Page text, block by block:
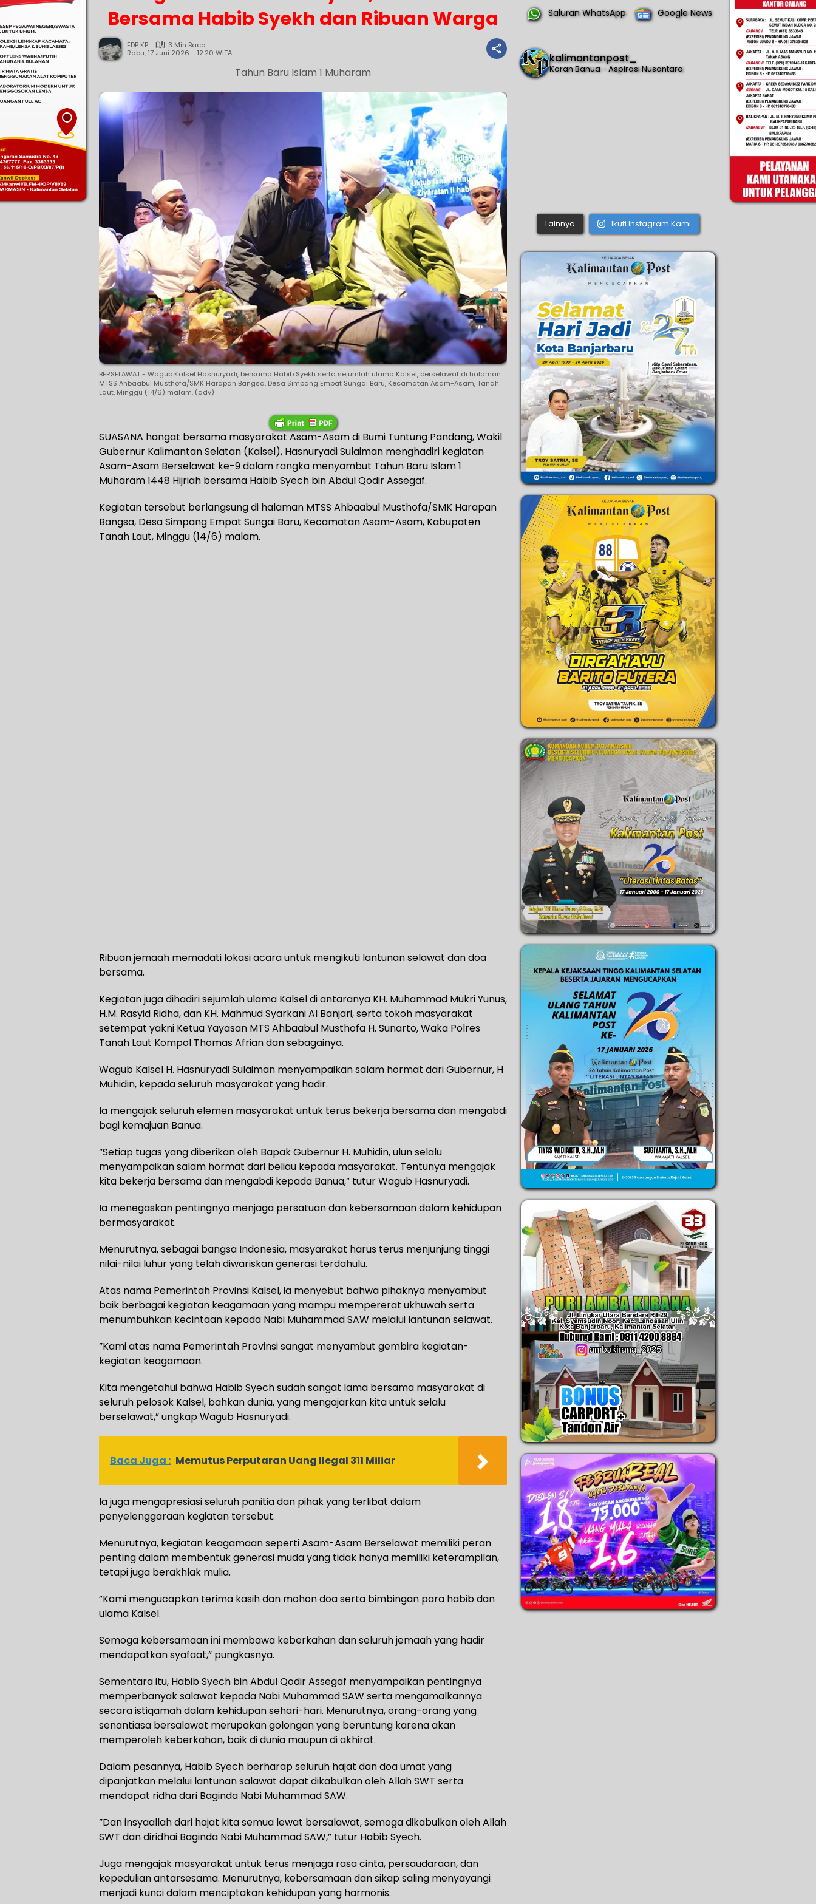
Bersama Habib Syekh dan Ribuan Warga
EDP KP
3 Min Baca
Rabu, 17 Juni 2026 - 12:20 WITA
Tahun Baru Islam 1 Muharam
BERSELAWAT - Wagub Kalsel Hasnuryadi, bersama Habib Syekh serta sejumlah ulama Kalsel, berselawat di halaman
MTSS Ahbaabul Musthofa/SMK Harapan Bangsa, Desa Simpang Empat Sungai Baru, Kecamatan Asam-Asam, Tanah
Laut, Minggu (14/6) malam. (adv)
SUASANA hangat bersama masyarakat Asam-Asam di Bumi Tuntung Pandang, Wakil
Gubernur Kalimantan Selatan (Kalsel), Hasnuryadi Sulaiman menghadiri kegiatan
Asam-Asam Berselawat ke-9 dalam rangka menyambut Tahun Baru Islam 1
Muharam 1448 Hijriah bersama Habib Syech bin Abdul Qodir Assegaf.
Kegiatan tersebut berlangsung di halaman MTSS Ahbaabul Musthofa/SMK Harapan
Bangsa, Desa Simpang Empat Sungai Baru, Kecamatan Asam-Asam, Kabupaten
Tanah Laut, Minggu (14/6) malam.
Ribuan jemaah memadati lokasi acara untuk mengikuti lantunan selawat dan doa
bersama.
Kegiatan juga dihadiri sejumlah ulama Kalsel di antaranya KH. Muhammad Mukri Yunus,
H.M. Rasyid Ridha, dan KH. Mahmud Syarkani Al Banjari, serta tokoh masyarakat
setempat yakni Ketua Yayasan MTS Ahbaabul Musthofa H. Sunarto, Waka Polres
Tanah Laut Kompol Thomas Afrian dan sebagainya.
Wagub Kalsel H. Hasnuryadi Sulaiman menyampaikan salam hormat dari Gubernur, H
Muhidin, kepada seluruh masyarakat yang hadir.
Ia mengajak seluruh elemen masyarakat untuk terus bekerja bersama dan mengabdi
bagi kemajuan Banua.
”Setiap tugas yang diberikan oleh Bapak Gubernur H. Muhidin, ulun selalu
menyampaikan salam hormat dari beliau kepada masyarakat. Tentunya mengajak
kita bekerja bersama dan mengabdi kepada Banua,” tutur Wagub Hasnuryadi.
Ia menegaskan pentingnya menjaga persatuan dan kebersamaan dalam kehidupan
bermasyarakat.
Menurutnya, sebagai bangsa Indonesia, masyarakat harus terus menjunjung tinggi
nilai-nilai luhur yang telah diwariskan generasi terdahulu.
Atas nama Pemerintah Provinsi Kalsel, ia menyebut bahwa pihaknya menyambut
baik berbagai kegiatan keagamaan yang mampu mempererat ukhuwah serta
menumbuhkan kecintaan kepada Nabi Muhammad SAW melalui lantunan selawat.
”Kami atas nama Pemerintah Provinsi sangat menyambut gembira kegiatan-
kegiatan keagamaan.
Kita mengetahui bahwa Habib Syech sudah sangat lama bersama masyarakat di
seluruh pelosok Kalsel, bahkan dunia, yang mengajarkan kita untuk selalu
berselawat,” ungkap Wagub Hasnuryadi.
Baca Juga : Memutus Perputaran Uang Ilegal 311 Miliar
Ia juga mengapresiasi seluruh panitia dan pihak yang terlibat dalam
penyelenggaraan kegiatan tersebut.
Menurutnya, kegiatan keagamaan seperti Asam-Asam Berselawat memiliki peran
penting dalam membentuk generasi muda yang tidak hanya memiliki keterampilan,
tetapi juga berakhlak mulia.
”Kami mengucapkan terima kasih dan mohon doa serta bimbingan para habib dan
ulama Kalsel.
Semoga kebersamaan ini membawa keberkahan dan seluruh jemaah yang hadir
mendapatkan syafaat,” pungkasnya.
Sementara itu, Habib Syech bin Abdul Qodir Assegaf menyampaikan pentingnya
memperbanyak salawat kepada Nabi Muhammad SAW serta mengamalkannya
secara istiqamah dalam kehidupan sehari-hari. Menurutnya, orang-orang yang
senantiasa bersalawat merupakan golongan yang beruntung karena akan
memperoleh keberkahan, baik di dunia maupun di akhirat.
Dalam pesannya, Habib Syech berharap seluruh hajat dan doa umat yang
dipanjatkan melalui lantunan salawat dapat dikabulkan oleh Allah SWT serta
mendapat ridha dari Baginda Nabi Muhammad SAW.
”Dan insyaallah dari hajat kita semua lewat bersalawat, semoga dikabulkan oleh Allah
SWT dan diridhai Baginda Nabi Muhammad SAW,” tutur Habib Syech.
Juga mengajak masyarakat untuk terus menjaga rasa cinta, persaudaraan, dan
kepedulian antarsesama. Menurutnya, kebersamaan dan sikap saling menyayangi
menjadi kunci dalam menciptakan kehidupan yang harmonis.
Saluran WhatsApp Google News
kalimantanpost_
Koran Banua - Aspirasi Nusantara
Lainnya Ikuti Instagram Kami